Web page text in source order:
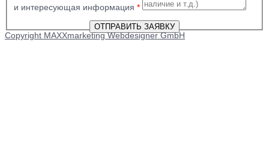
и интересующая информация *
Copyright MAXXmarketing Webdesigner GmbH